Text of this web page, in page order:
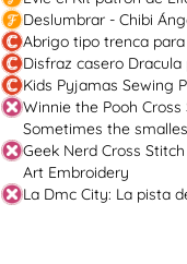
Deslumbrar - Chibi
Abrigo tipo trenca para
Disfraz casero Dracula
Kids Pyjamas Sewing
Winnie the Pooh
Sometimes the
Geek Nerd Cross
Art Embroidery
La Dmc City: La pista